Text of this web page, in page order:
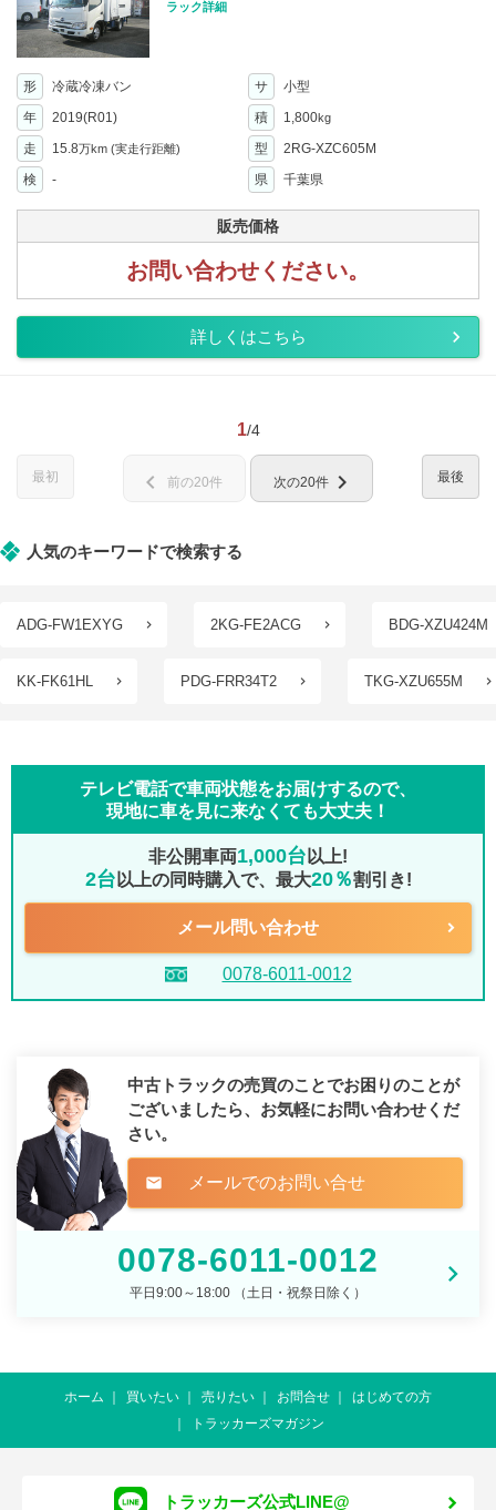
ラック詳細
形 冷蔵冷凍バン サ
小型
年
2019(R01) 積 1,800kg
走 15.8万km (実走行距離) 型
2RG-XZC605M
検
- 県 千葉県
販売価格
お問い合わせください。
詳しくはこちら
1/4
最初 最後
chevron_left 前の20件 次の20件 chevron_right
人気のキーワードで検索する
ADG-FW1EXYG 2KG-FE2ACG BDG-XZU424M
KK-FK61HL PDG-FRR34T2 TKG-XZU655M
テレビ電話で車両状態をお届けするので、
現地に車を見に来なくても大丈夫！
非公開車両1,000台 以上!
2台 以上の同時購入で、最大20％割引き!
メール問い合わせ
0078-6011-0012
中古トラックの売買のことでお困りのことが
ございましたら、 お気軽にお問い合わせくだ
さい。
mail メールでのお問い合せ
0078-6011-0012
平日9:00～18:00 （土日・祝祭日除く）
ホーム 買いたい 売りたい お問合せ
はじめての方
トラッカーズマガジン
トラッカーズ公式LINE@